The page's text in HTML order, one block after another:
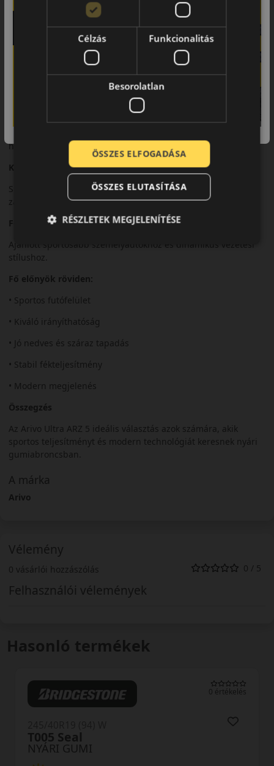
Futófelület és tapadás
Az aszimmetrikus futófelületi kialakítás kiváló tapadást biztosít
nagyobb sebességnél is. A külső vállrész javítja a
kanyarstabilitást, míg a belső barázdák hatékony vízelvezetést
biztosítanak.
A merev középső bordák pontos kormányzást és stabil
használat során is.
Komfort és zajszint
Sportos kialakítása ellenére az Ultra ARZ 5 kiegyensúlyozott
zajszintet és megfelelő komfortot nyújt.
Felhasználási ajánlás
Ajánlott sportosabb személyautókhoz és dinamikus vezetési
stílushoz.
Fő előnyök röviden:
• Sportos futófelület
• Kiváló irányíthatóság
• Jó nedves és száraz tapadás
• Stabil fékteljesítmény
• Modern megjelenés
Összegzés
Az Arivo Ultra ARZ 5 ideális választás azok számára, akik
sportos teljesítményt és modern technológiát keresnek nyári
gumiabroncsban.
A márka
Arivo
Vélemény
0 vásárlói hozzászólás 0 / 5
Felhasználói vélemények
Hasonló termékek
0 értékelés
NYÁRI GUMI
T005 Seal
Célzás Funkcionalitás
Besorolatlan
ÖSSZES ELFOGADÁSA
ÖSSZES ELUTASÍTÁSA
RÉSZLETEK MEGJELENÍTÉSE